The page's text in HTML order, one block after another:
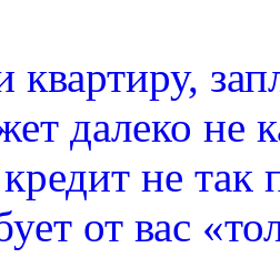
далеко
не так
от вас